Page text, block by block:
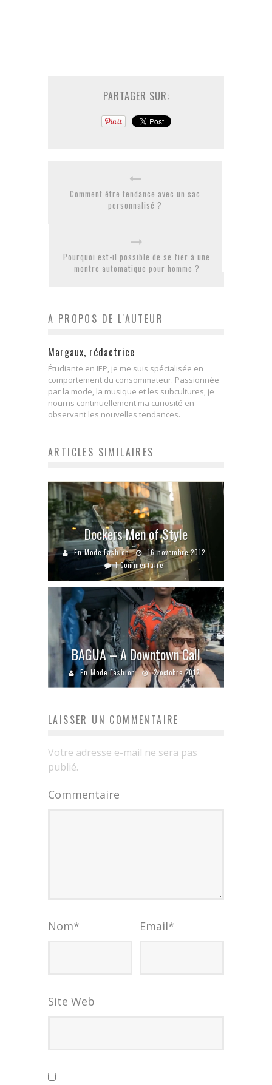
PARTAGER SUR:
Comment être tendance avec un sac
personnalisé ?
Pourquoi est-il possible de se fier à une
montre automatique pour homme ?
A PROPOS DE L'AUTEUR
Margaux, rédactrice
Étudiante en IEP, je me suis spécialisée en
comportement du consommateur. Passionnée
par la mode, la musique et les subcultures, je
nourris continuellement ma curiosité en
observant les nouvelles tendances.
ARTICLES SIMILAIRES
Dockers Men of Style
En Mode Fashion
16 novembre 2012
1 Commentaire
BAGUA – A Downtown Call
En Mode Fashion 2 octobre 2012
LAISSER UN COMMENTAIRE
Votre adresse e-mail ne sera pas
publié.
Commentaire
Nom* Email*
Site Web